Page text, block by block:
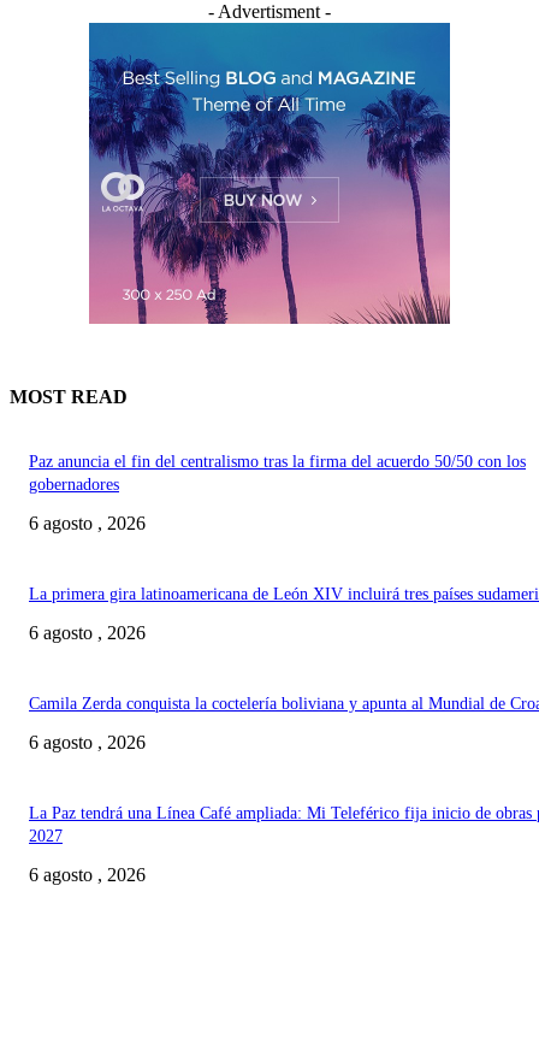
- Advertisment -
MOST READ
Paz anuncia el fin del centralismo tras la firma del acuerdo 50/50 con los
gobernadores
6 agosto , 2026
La primera gira latinoamericana de León XIV incluirá tres países
6 agosto , 2026
Camila Zerda conquista la coctelería boliviana y apunta al Mundial de
6 agosto , 2026
La Paz tendrá una Línea Café ampliada: Mi Teleférico fija inicio de obras
2027
6 agosto , 2026